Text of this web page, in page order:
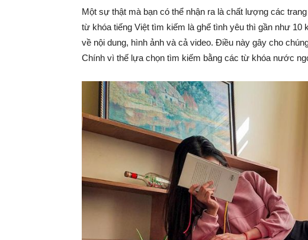
Một sự thật mà bạn có thể nhận ra là chất lượng các
từ khóa tiếng Việt tìm kiếm là ghế tình yêu thì gần như 10
về nội dung, hình ảnh và cả video. Điều này gây cho
Chính vì thế lựa chọn tìm kiếm bằng các từ khóa nước